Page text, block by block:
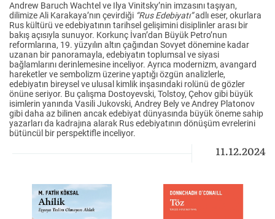
Andrew Baruch Wachtel ve Ilya Vinitsky’nin imzasını taşıyan,
dilimize Ali Karakaya’nın çevirdiği “Rus Edebiyatı”adlı eser, okurlara
Rus kültürü ve edebiyatının tarihsel gelişimini disiplinler arası bir
bakış açısıyla sunuyor. Korkunç İvan’dan Büyük Petro’nun
reformlarına, 19. yüzyılın altın çağından Sovyet dönemine kadar
uzanan bir panoramayla, edebiyatın toplumsal ve siyasi
bağlamlarını derinlemesine inceliyor. Ayrıca modernizm, avangard
hareketler ve sembolizm üzerine yaptığı özgün analizlerle,
edebiyatın bireysel ve ulusal kimlik inşasındaki rolünü de gözler
önüne seriyor. Bu çalışma Dostoyevski, Tolstoy, Çehov gibi büyük
isimlerin yanında Vasili Jukovski, Andrey Bely ve Andrey Platonov
gibi daha az bilinen ancak edebiyat dünyasında büyük öneme sahip
yazarları da kadrajına alarak Rus edebiyatının dönüşüm evrelerini
bütüncül bir perspektifle inceliyor.
11.12.2024